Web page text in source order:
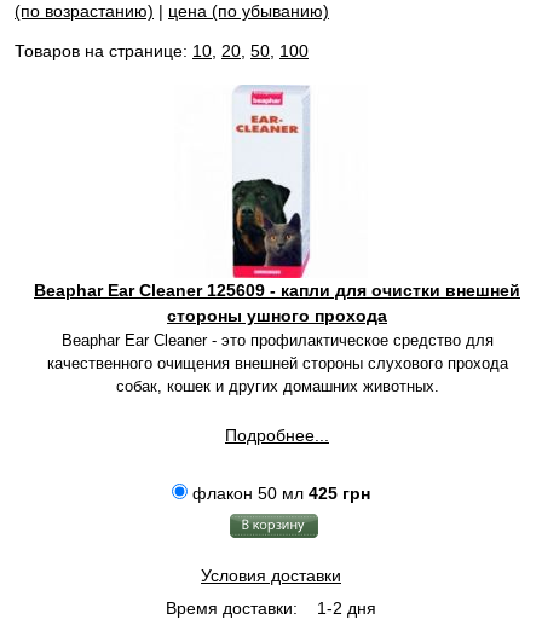
(по возрастанию) | цена (по убыванию)
Товаров на странице: 10 20 50 100
Beaphar Ear Cleaner 125609 - капли для очистки внешней
стороны ушного прохода
Beaphar Ear Cleaner - это профилактическое средство для
качественного очищения внешней стороны слухового прохода
собак, кошек и других домашних животных.
Подробнее...
флакон 50 мл 425 грн
Условия доставки
Время доставки:
1-2 дня